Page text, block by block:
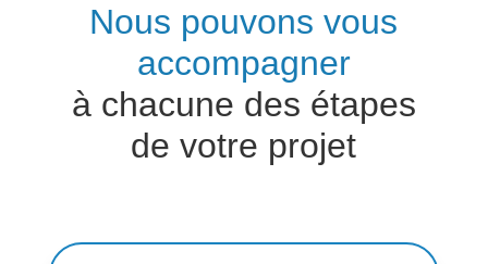
Nous pouvons vous
accompagner
à chacune des étapes
de votre projet